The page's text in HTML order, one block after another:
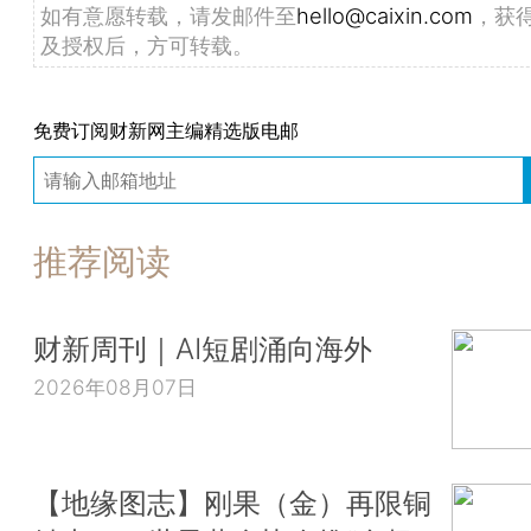
如有意愿转载，请发邮件至hello@caixin.com ，获
及授权后，方可转载。
免费订阅财新网主编精选版电邮
推荐阅读
财新周刊｜AI短剧涌向海外
2026年08月07日
【地缘图志】刚果（金）再限铜